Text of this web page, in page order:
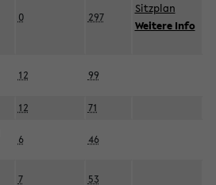
0 297
Sitzplan
Weitere Info
12 99
12 71
6 46
7 53